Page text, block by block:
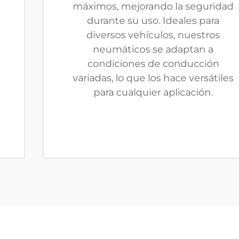
máximos, mejorando la seguridad
durante su uso. Ideales para
diversos vehículos, nuestros
neumáticos se adaptan a
condiciones de conducción
variadas, lo que los hace versátiles
para cualquier aplicación.